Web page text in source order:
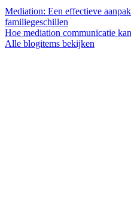
Mediation: Een effectieve
familiegeschillen
Hoe mediation communicatie
Alle blogitems bekijken